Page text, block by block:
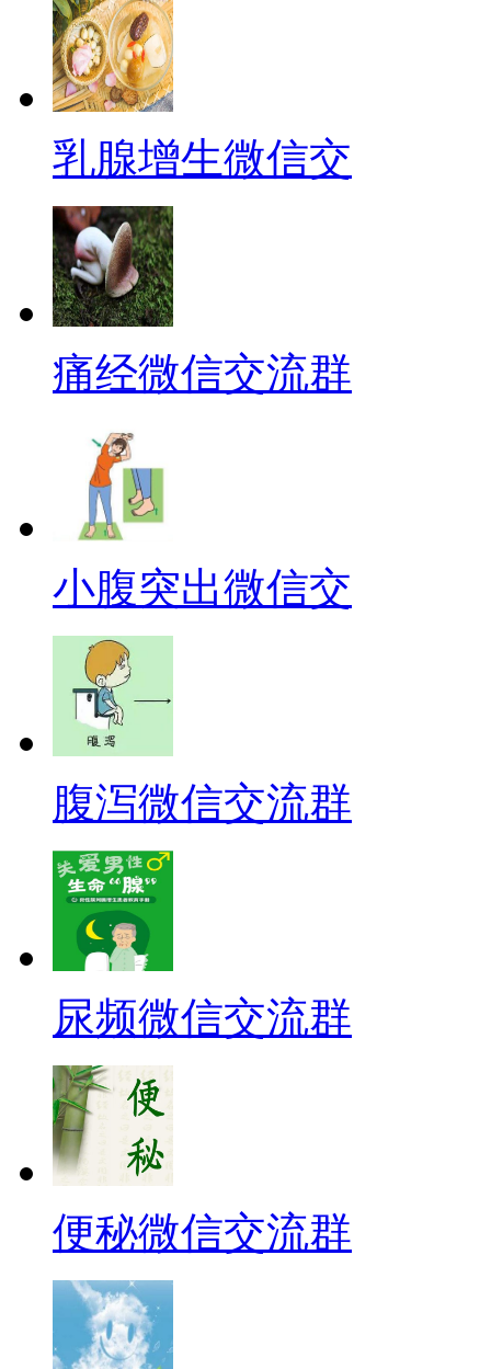
乳腺增生微信交
痛经微信交流群
小腹突出微信交
腹泻微信交流群
尿频微信交流群
便秘微信交流群